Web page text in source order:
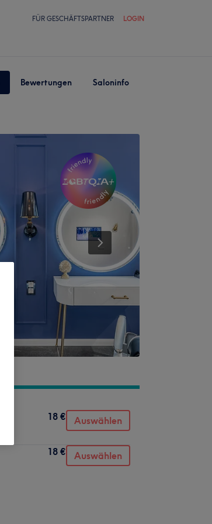
FÜR GESCHÄFTSPARTNER LOGIN
Bewertungen Saloninfo
18 € Auswählen
18 € Auswählen